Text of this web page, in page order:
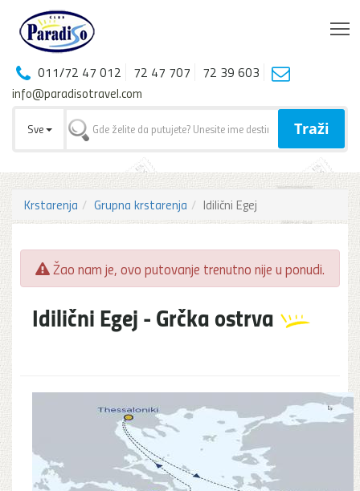
011/72 47 012 72 47 707
72 39 603
info@paradisotravel.com
Sve Traži
Krstarenja Grupna krstarenja Idilični Egej
Žao nam je, ovo putovanje trenutno nije u ponudi.
Idilični Egej - Grčka ostrva